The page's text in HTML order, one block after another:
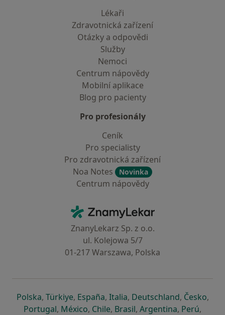
Lékaři
Zdravotnická zařízení
Otázky a odpovědi
Služby
Nemoci
Centrum nápovědy
Mobilní aplikace
Blog pro pacienty
Pro profesionály
Ceník
Pro specialisty
Pro zdravotnická zařízení
Noa Notes
Novinka
Centrum nápovědy
ZnamyLekar - Hlavní stránka
ZnanyLekarz Sp. z o.o.
ul. Kolejowa 5/7
01-217 Warszawa, Polska
Polskase otevře v nové záložce
, Türkiyese otevře v nové záložce
, Españase otevře v nové záložce
, Italiase otevře v nové záložce
, Deutschlandse otevře v
, Českose
,
Portugalse otevře v nové záložce
, Méxicose otevře v nové záložce
, Chilese otevře v nové záložce
, Brasilse otevře v nové
, Argentinase otevře v
, Perúse
,